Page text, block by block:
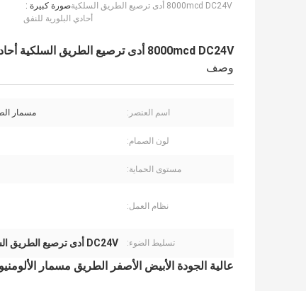
صورة كبيرة :8000mcd DC24V أدى ترصيع الطريق السلكية
أحادي البلورية للنفق
8000mcd DC24V أدى ترصيع الطريق السلكية أحادي البلورية للنفق
وصف
اسم العنصر: مسمار
لون الصمام:
مستوى الحماية:
نظام العمل:
تسليط الضوء: DC24V أدى ترصيع الطريق السلكية
عالية الجودة الأبيض الأصفر الطريق مسمار